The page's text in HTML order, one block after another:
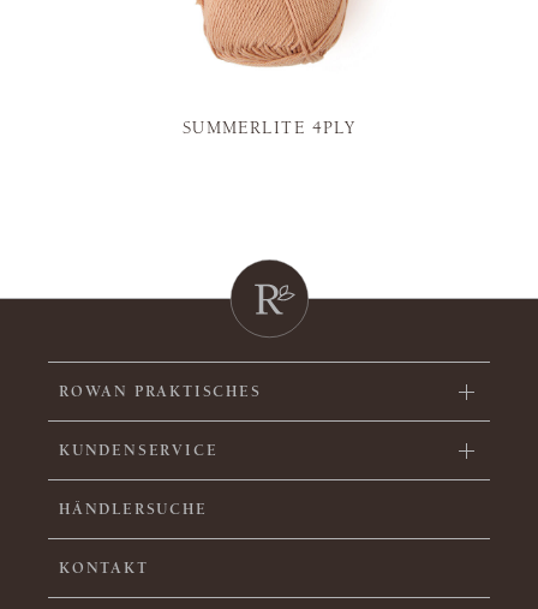
SUMMERLITE 4PLY
ROWAN PRAKTISCHES
KUNDENSERVICE
HÄNDLERSUCHE
KONTAKT